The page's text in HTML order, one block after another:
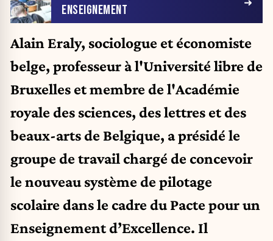
ENSEIGNEMENT
Alain Eraly, sociologue et économiste
belge, professeur à l'Université libre de
Bruxelles et membre de l'Académie
royale des sciences, des lettres et des
beaux-arts de Belgique, a présidé le
groupe de travail chargé de concevoir
le nouveau système de pilotage
scolaire dans le cadre du Pacte pour un
Enseignement d’Excellence. Il